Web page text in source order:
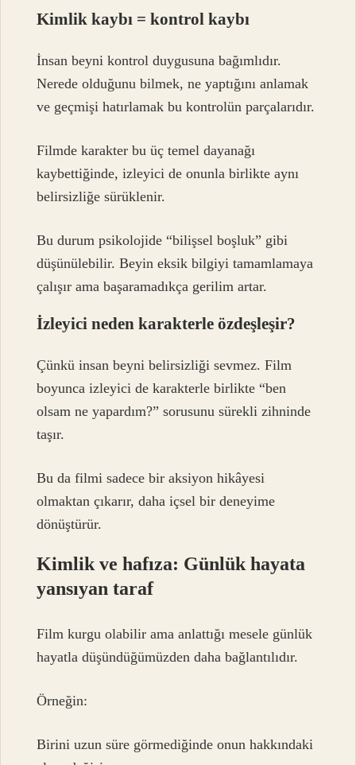
Kimlik kaybı = kontrol kaybı
İnsan beyni kontrol duygusuna bağımlıdır.
Nerede olduğunu bilmek, ne yaptığını anlamak
ve geçmişi hatırlamak bu kontrolün parçalarıdır.
Filmde karakter bu üç temel dayanağı
kaybettiğinde, izleyici de onunla birlikte aynı
belirsizliğe sürüklenir.
Bu durum psikolojide “bilişsel boşluk” gibi
düşünülebilir. Beyin eksik bilgiyi tamamlamaya
çalışır ama başaramadıkça gerilim artar.
İzleyici neden karakterle özdeşleşir?
Çünkü insan beyni belirsizliği sevmez. Film
boyunca izleyici de karakterle birlikte “ben
olsam ne yapardım?” sorusunu sürekli zihninde
taşır.
Bu da filmi sadece bir aksiyon hikâyesi
olmaktan çıkarır, daha içsel bir deneyime
dönüştürür.
Kimlik ve hafıza: Günlük hayata
yansıyan taraf
Film kurgu olabilir ama anlattığı mesele günlük
hayatla düşündüğümüzden daha bağlantılıdır.
Örneğin:
Birini uzun süre görmediğinde onun hakkındaki